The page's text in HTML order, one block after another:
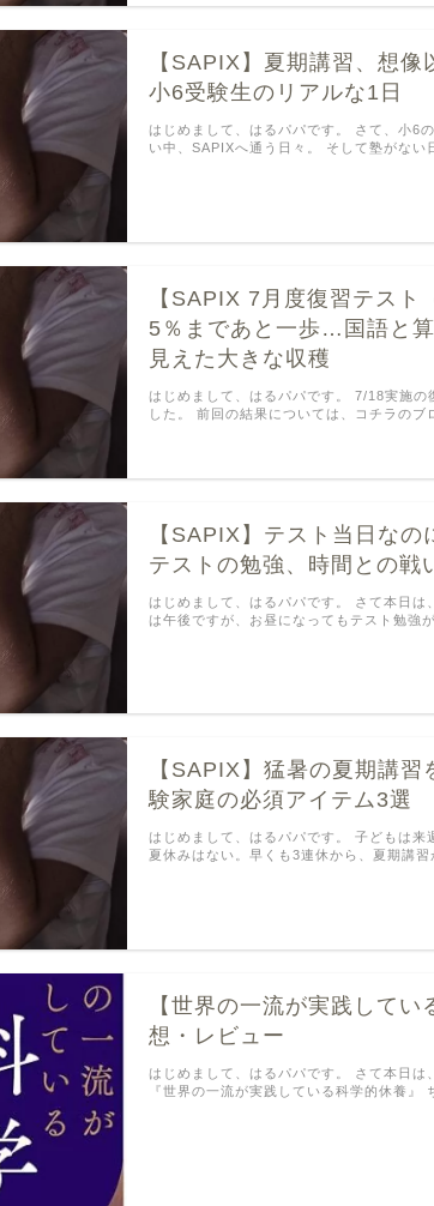
【SAPIX】夏期講習、想
小6受験生のリアルな1日
はじめまして、はるパパです。 さて、小6
い中、SAPIXへ通う日々。 そして塾がない
【SAPIX 7月度復習テスト
5％まであと一歩…国語と
見えた大きな収穫
はじめまして、はるパパです。 7/18実施の
した。 前回の結果については、コチラのブ
【SAPIX】テスト当日な
テストの勉強、時間との戦
はじめまして、はるパパです。 さて本日は
は午後ですが、お昼になってもテスト勉
【SAPIX】猛暑の夏期講
験家庭の必須アイテム3選
はじめまして、はるパパです。 子どもは来
夏休みはない。早くも3連休から、夏期講
【世界の一流が実践して
想・レビュー
はじめまして、はるパパです。 さて本日は
『世界の一流が実践している科学的休養』